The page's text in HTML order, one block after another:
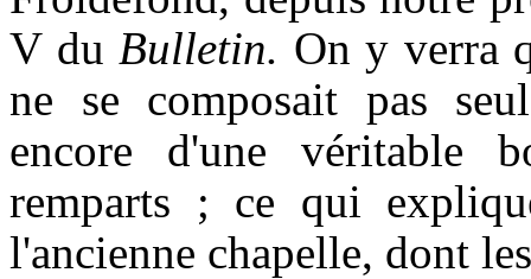
V du Bulletin. On y verra
ne se composait pas
encore d'une véritable
remparts ; ce qui
l'ancienne chapelle, dont